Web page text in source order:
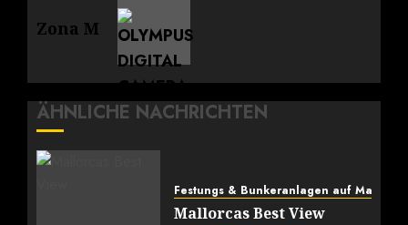
Beitrag:
Zona M
ÄHNLICHE NACHRICHTEN
Festungs & Bunkeranlagen auf Mallorca
Mallorcas Best View